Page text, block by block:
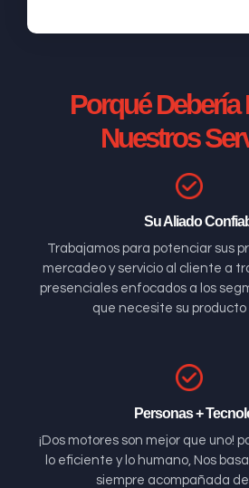
Porqué Debería
Nuestros
Su Aliado
Trabajamos para potenciar sus
mercadeo y servicio al cliente a
presenciales enfocados a los
que necesite su producto
Personas +
¡Dos motores son mejor que uno!
lo eficiente y lo humano, Nos
siempre acompañada de